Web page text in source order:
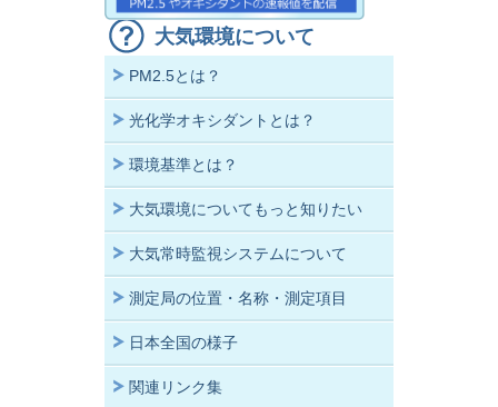
大気環境について
PM2.5とは？
光化学オキシダントとは？
環境基準とは？
大気環境についてもっと知りたい
大気常時監視システムについて
測定局の位置・名称・測定項目
日本全国の様子
関連リンク集